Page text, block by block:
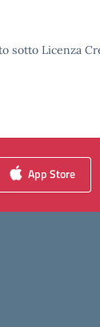
sotto Licenza
App Store